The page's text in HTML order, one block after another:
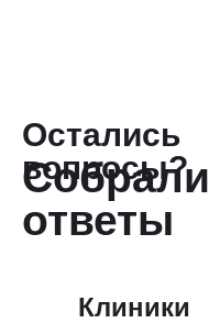
Остались
вопросы?
Собрали
ответы
Клиники